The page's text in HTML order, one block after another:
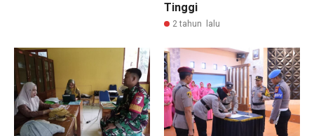
Tinggi
2 tahun lalu